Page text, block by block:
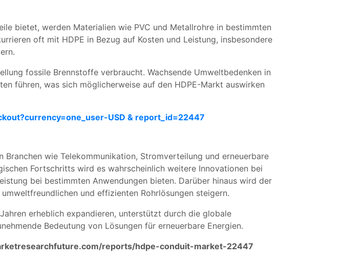
bietet, werden Materialien wie PVC und Metallrohre in bestimmten
oft mit HDPE in Bezug auf Kosten und Leistung, insbesondere
fossile Brennstoffe verbraucht. Wachsende Umweltbedenken in
führen, was sich möglicherweise auf den HDPE-Markt auswirken
USD & report_id=22447
wie Telekommunikation, Stromverteilung und erneuerbare
Fortschritts wird es wahrscheinlich weitere Innovationen bei
bei bestimmten Anwendungen bieten. Darüber hinaus wird der
und effizienten Rohrlösungen steigern.
erheblich expandieren, unterstützt durch die globale
Bedeutung von Lösungen für erneuerbare Energien.
reports/hdpe-conduit-market-22447